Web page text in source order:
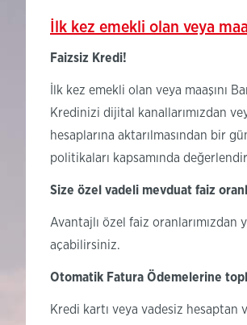
İlk kez emekli olan veya
Faizsiz Kredi!
İlk kez emekli olan veya maaşını
Kredinizi dijital kanallarımızdan
hesaplarına aktarılmasından bir
politikaları kapsamında
Size özel vadeli mevduat faiz
Avantajlı özel faiz oranlarımızdan
açabilirsiniz.
Otomatik Fatura Ödemelerine
Kredi kartı veya vadesiz